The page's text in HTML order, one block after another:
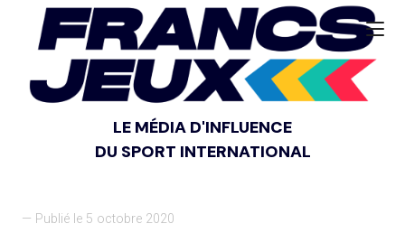
LE MÉDIA D'INFLUENCE
DU SPORT INTERNATIONAL
— Publié le 5 octobre 2020